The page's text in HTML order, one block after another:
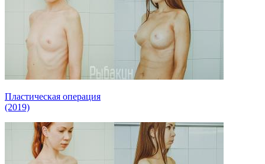
Пластическая операция
(2019)